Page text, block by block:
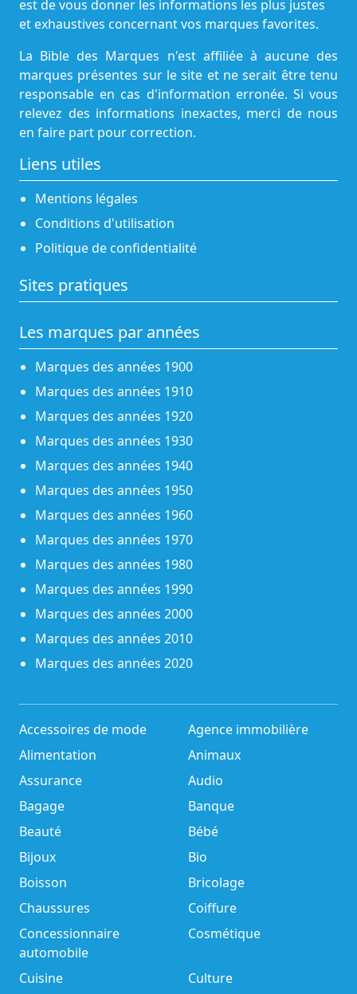
est de vous donner les informations les plus justes
et exhaustives concernant vos marques favorites.
La Bible des Marques n'est affiliée à aucune des
marques présentes sur le site et ne serait être tenu
responsable en cas d'information erronée. Si vous
relevez des informations inexactes, merci de nous
en faire part pour correction.
Liens utiles
Mentions légales
Conditions d'utilisation
Politique de confidentialité
Sites pratiques
Les marques par années
Marques des années 1900
Marques des années 1910
Marques des années 1920
Marques des années 1930
Marques des années 1940
Marques des années 1950
Marques des années 1960
Marques des années 1970
Marques des années 1980
Marques des années 1990
Marques des années 2000
Marques des années 2010
Marques des années 2020
Accessoires de mode
Agence immobilière
Alimentation
Animaux
Assurance
Audio
Bagage
Banque
Beauté
Bébé
Bijoux
Bio
Boisson
Bricolage
Chaussures
Coiffure
Concessionnaire
automobile
Cosmétique
Cuisine
Culture